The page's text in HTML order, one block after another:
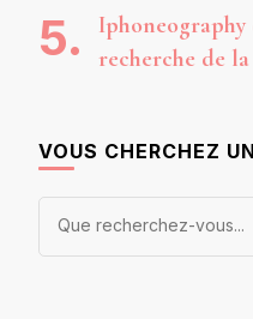
Iphoneography
recherche de
VOUS CHERCHEZ
Vous